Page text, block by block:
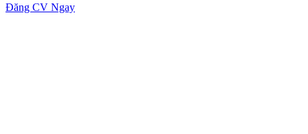
Đăng CV Ngay